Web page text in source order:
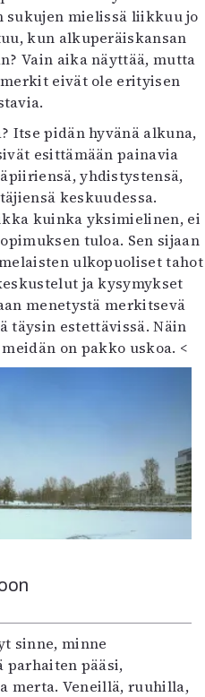
mielissä liikkuu jo
kun alkuperäiskansan
Vain aika näyttää, mutta
eivät ole erityisen
Itse pidän hyvänä alkuna,
esittämään painavia
yhdistystensä,
keskuudessa.
kuinka yksimielinen, ei
tuloa. Sen sijaan
ulkopuoliset tahot
ja kysymykset
menetystä merkitsevä
täysin estettävissä. Näin
on pakko uskoa. <
sinne, minne
pääsi,
merta. Veneillä, ruuhilla,